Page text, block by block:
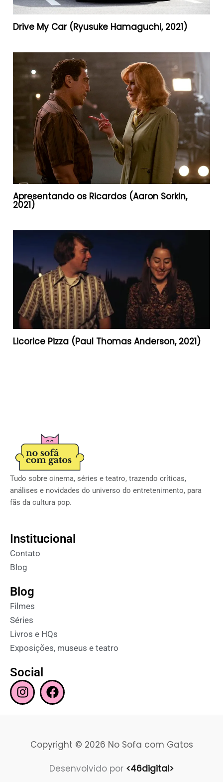
Drive My Car (Ryusuke Hamaguchi, 2021)
Apresentando os Ricardos (Aaron Sorkin,
2021)
Licorice Pizza (Paul Thomas Anderson, 2021)
Tudo sobre cinema, séries e teatro, trazendo críticas,
análises e novidades do universo do entretenimento, para
fãs da cultura pop.
Institucional
Contato
Blog
Blog
Filmes
Séries
Livros e HQs
Exposições, museus e teatro
Social
I
n
s
F
a
c
o
k
Copyright © 2026 No Sofa com Gatos
Desenvolvido por <46digital>